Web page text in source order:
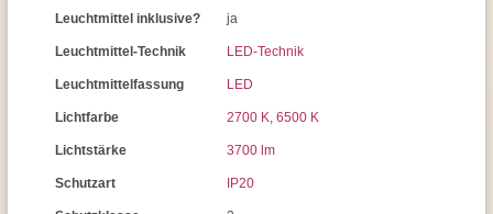
Leuchtmittel inklusive? ja
Leuchtmittel-Technik LED-Technik
Leuchtmittelfassung LED
Lichtfarbe 2700 K, 6500 K
Lichtstärke 3700 lm
Schutzart IP20